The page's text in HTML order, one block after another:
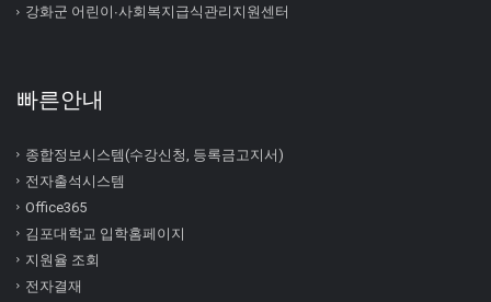
강화군 어린이∙사회복지급식관리지원센터
빠른안내
종합정보시스템(수강신청, 등록금고지서)
전자출석시스템
Office365
김포대학교 입학홈페이지
지원율 조회
전자결재